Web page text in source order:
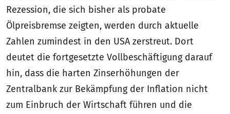
Rezession, die sich bisher als probate
Ölpreisbremse zeigten, werden durch aktuelle
Zahlen zumindest in den USA zerstreut. Dort
deutet die fortgesetzte Vollbeschäftigung darauf
hin, dass die harten Zinserhöhungen der
Zentralbank zur Bekämpfung der Inflation nicht
zum Einbruch der Wirtschaft führen und die